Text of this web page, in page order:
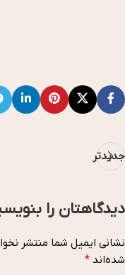
جدیدتر
دیدگاهتان را
نشانی ایمیل شما منتشر
شده‌اند *